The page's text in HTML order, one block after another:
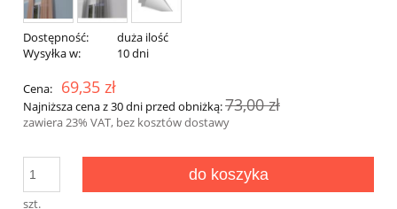
Dostępność:
duża ilość
Wysyłka w:
10 dni
Cena: 69,35 zł
Najniższa cena z 30 dni przed obniżką:73,00 zł
zawiera 23% VAT, bez kosztów dostawy
szt.
do koszyka